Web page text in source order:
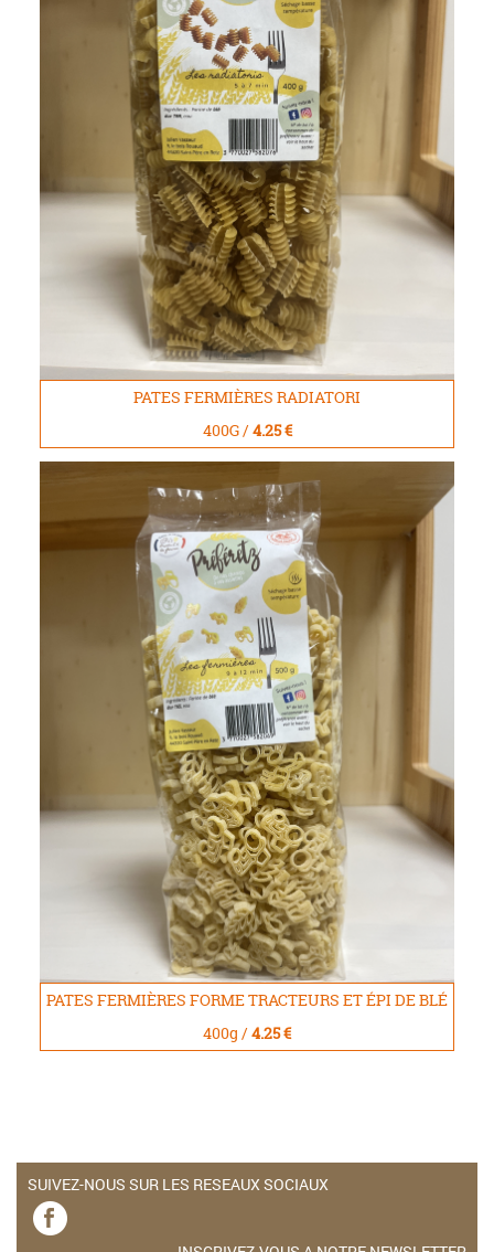
PATES FERMIÈRES RADIATORI
400G /4.25 €
PATES FERMIÈRES FORME TRACTEURS ET ÉPI DE BLÉ
400g /4.25 €
SUIVEZ-NOUS SUR LES RESEAUX SOCIAUX